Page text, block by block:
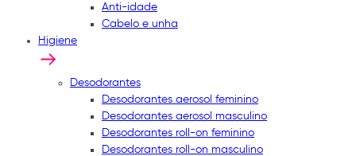
Anti-idade
Cabelo e unha
Higiene
Desodorantes
Desodorantes aerosol feminino
Desodorantes aerosol masculino
Desodorantes roll-on feminino
Desodorantes roll-on masculino